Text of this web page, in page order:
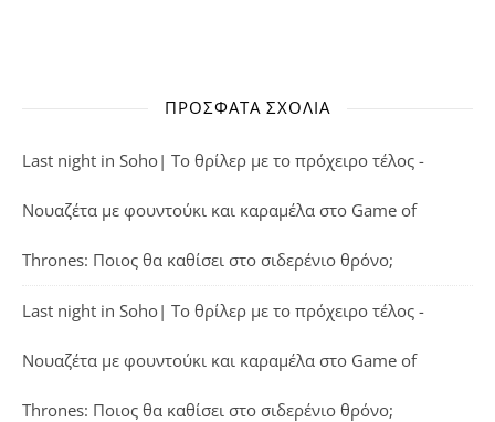
ΠΡΌΣΦΑΤΑ ΣΧΌΛΙΑ
Last night in Soho| Το θρίλερ με το πρόχειρο τέλος -
Νουαζέτα με φουντούκι και καραμέλα στο Game of
Thrones: Ποιος θα καθίσει στο σιδερένιο θρόνο;
Last night in Soho| Το θρίλερ με το πρόχειρο τέλος -
Νουαζέτα με φουντούκι και καραμέλα στο Game of
Thrones: Ποιος θα καθίσει στο σιδερένιο θρόνο;